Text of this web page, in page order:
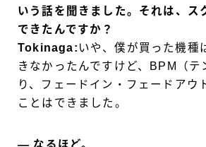
いう話を聞きました。それは、ス
できたんですか？
Tokinaga: いや、僕が買った機種
きなかったんですけど、BPM（テ
り、フェードイン・フェードアウ
ことはできました。
― なるほど。